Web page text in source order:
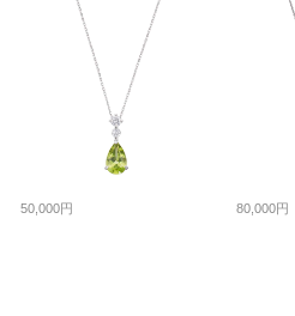
50,000円 80,000円